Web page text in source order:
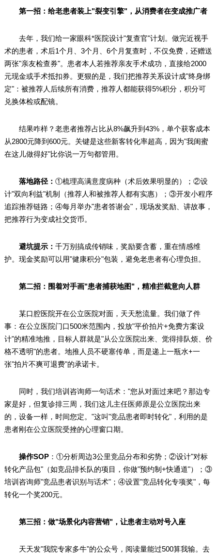
第一招：给老患者装上"裂变引擎"，从消费者在变成推广者
去年，我们给一家眼科*医院设计"复查官"计划。做完近视手
术的患者，术后1个月、3个月、6个月复查时，不仅免费，还赠送
两张"亲友检查券"。患者本人若推荐亲友手术成功，直接给2000
元现金或手术抵扣券。更狠的是，我们把推荐关系设计成"终身绑
定"：被推荐人后续所有消费，推荐人都能获得5%积分，积分可
兑换体检或配镜。
结果咋样？老患者推荐占比从8%飙升到43%，单个获客成本
从2800元降到600元。关键是这些新客转化率超高，因为"我闺蜜
在这儿做得好"比你说一万句都管用。
落地路径： ①梳理高满意度病种（术后效果明显的）；②设
计"双向利益"机制（推荐人和被推荐人都有实惠）；③开发小程序
追踪推荐链路；④每月举办"患者答谢会"，现场发奖励、讲故事，
把推荐行为变成社交货币。
避坑提示： 千万别搞成传销味，奖励要含蓄，重在情感维
护。现金奖励可以用"健康积分"包装，避免老患者有心理负担。
第二招：围着对手画"患者捕获地图"，精准拦截意向人群
某口腔医院开在公立医院对面，天天愁流量。我们做了件
事：在公立医院门口500米范围内，投放"平价拍片+免费方案设
计"的精准地推，目标人群就是"从公立医院出来、觉得排队烦、价
格不透明"的患者。地推人员不硬塞传单，而是递上一瓶水+一
张"拍片不爽可退费"的承诺卡。
同时，我们培训咨询师一句话术："您从对面过来吧？那边专
家是好，但复诊排三周，我们这儿主任医师原是公立医院出来
的，设备一样，时间您定。"这叫"竞品患者即时转化"，利用的是
患者刚在公立医院受挫的心理窗口期。
操作SOP：①分析周边3公里竞品分布和劣势；②设计"对标
转化产品包"（如竞品排长队的项目，你做"预约制+快通道"）；③
培训咨询师"竞品患者识别与话术"；④设置"竞品转化专项奖"，每
转化一个奖200元。
第三招：做"场景化内容营销"，让患者主动对号入座
天天发"我院专家多牛"的公众号，阅读量能过500算我输。去